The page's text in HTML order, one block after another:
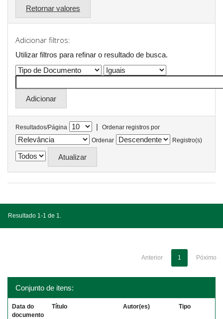
Retornar valores
Adicionar filtros:
Utilizar filtros para refinar o resultado de busca.
Resultados/Página |
Ordenar registros por
Ordenar
Registro(s)
Resultado 1-1 de 1.
Anterior 1 Póximo
Conjunto de itens:
Data do
documento
Título Autor(es) Tipo